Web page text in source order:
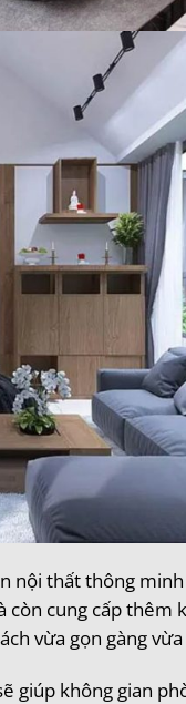
nội thất thông
còn cung cấp thêm
vừa gọn gàng
giúp không gian